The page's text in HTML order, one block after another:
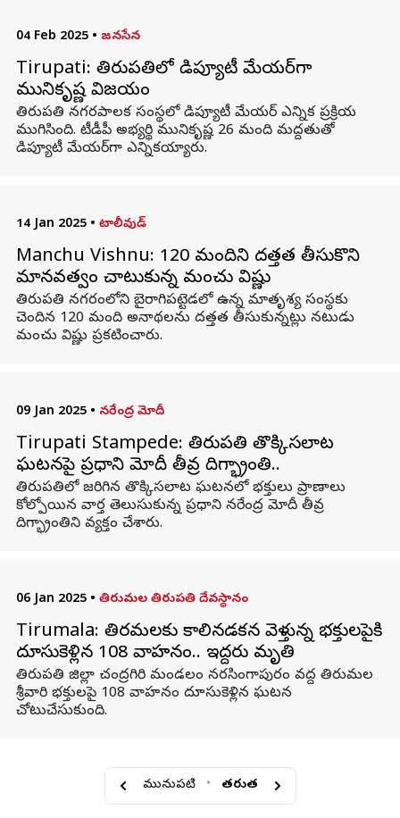
04 Feb 2025 • జనసేన
Tirupati: తిరుపతిలో డిప్యూటీ మేయర్‌గా
మునికృష్ణ విజయం
తిరుపతి నగరపాలక సంస్థలో డిప్యూటీ మేయర్‌ ఎన్నిక ప్రక్రియ
ముగిసింది. టీడీపీ అభ్యర్థి మునికృష్ణ 26 మంది మద్దతుతో
డిప్యూటీ మేయర్‌గా ఎన్నికయ్యారు.
14 Jan 2025 • టాలీవుడ్
Manchu Vishnu: 120 మందిని దత్తత తీసుకొని
మానవత్వం చాటుకున్న మంచు విష్ణు
తిరుపతి నగరంలోని బైరాగిపట్టెడలో ఉన్న మాతృశ్య సంస్థకు
చెందిన 120 మంది అనాథలను దత్తత తీసుకున్నట్లు నటుడు
మంచు విష్ణు ప్రకటించారు.
09 Jan 2025 • నరేంద్ర మోదీ
Tirupati Stampede: తిరుపతి తొక్కిసలాట
ఘటనపై ప్రధాని మోదీ తీవ్ర దిగ్భ్రాంతి..
తిరుపతిలో జరిగిన తొక్కిసలాట ఘటనలో భక్తులు ప్రాణాలు
కోల్పోయిన వార్త తెలుసుకున్న ప్రధాని నరేంద్ర మోదీ తీవ్ర
దిగ్భ్రాంతిని వ్యక్తం చేశారు.
06 Jan 2025 • తిరుమల తిరుపతి దేవస్థానం
Tirumala: తిరమలకు కాలినడకన వెళ్తున్న భక్తులపైకి
దూసుకెళ్లిన 108 వాహనం.. ఇద్దరు మృతి
తిరుపతి జిల్లా చంద్రగిరి మండలం నరసింగాపురం వద్ద తిరుమల
శ్రీవారి భక్తులపై 108 వాహనం దూసుకెళ్లిన ఘటన
చోటుచేసుకుంది.
మునుపటి • తరువాత